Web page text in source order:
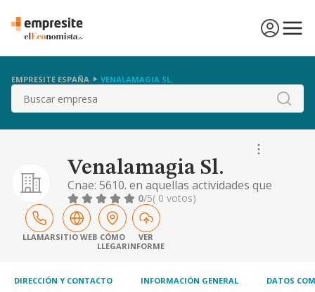
EMPRESITE ESPAÑA VENALAMAGIA SL.
Buscar
Venalamagia Sl.
Cnae: 5610. en aquellas actividades que
tuvieran carácter profesional la sociedad
actuará como mediadora o intermediaria.
objeto: desarrollo de la actividad de
hostelería en la más amplia acepción del
término, promoviendo o explotando
con aquella
0/5( 0 votos)
LLAMARSITIO WEB CÓMO
LLEGAR
VER
INFORME
DIRECCIÓN Y CONTACTO INFORMACIÓN GENERAL DATOS